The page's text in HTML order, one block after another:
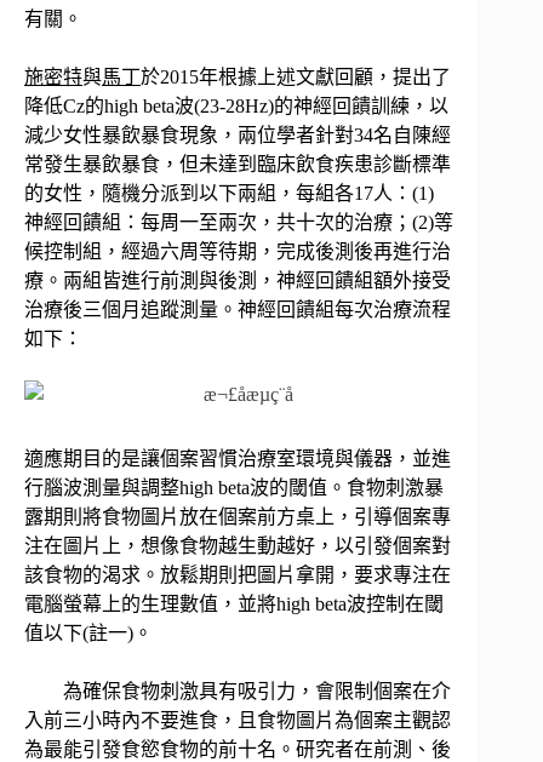
有關。
施密特與馬丁於2015年根據上述文獻回顧，提出了
降低Cz的high beta波(23-28Hz)的神經回饋訓練，以
減少女性暴飲暴食現象，兩位學者針對34名自陳經
常發生暴飲暴食，但未達到臨床飲食疾患診斷標準
的女性，隨機分派到以下兩組，每組各17人：(1)
神經回饋組：每周一至兩次，共十次的治療；(2)等
候控制組，經過六周等待期，完成後測後再進行治
療。兩組皆進行前測與後測，神經回饋組額外接受
治療後三個月追蹤測量。神經回饋組每次治療流程
如下：
適應期目的是讓個案習慣治療室環境與儀器，並進
行腦波測量與調整high beta波的閾值。食物刺激暴
露期則將食物圖片放在個案前方桌上，引導個案專
注在圖片上，想像食物越生動越好，以引發個案對
該食物的渴求。放鬆期則把圖片拿開，要求專注在
電腦螢幕上的生理數值，並將high beta波控制在閾
值以下(註一)。
為確保食物刺激具有吸引力，會限制個案在介
入前三小時內不要進食，且食物圖片為個案主觀認
為最能引發食慾食物的前十名。研究者在前測、後